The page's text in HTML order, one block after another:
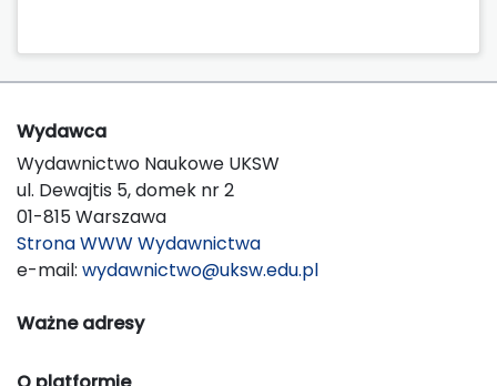
Wydawca
Wydawnictwo Naukowe UKSW
ul. Dewajtis 5, domek nr 2
01-815 Warszawa
Strona WWW Wydawnictwa
e-mail: wydawnictwo@uksw.edu.pl
Ważne adresy